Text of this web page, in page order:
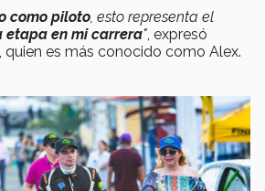
como piloto , esto representa el
etapa en mi carrera" , expresó
quien es más conocido como Alex.